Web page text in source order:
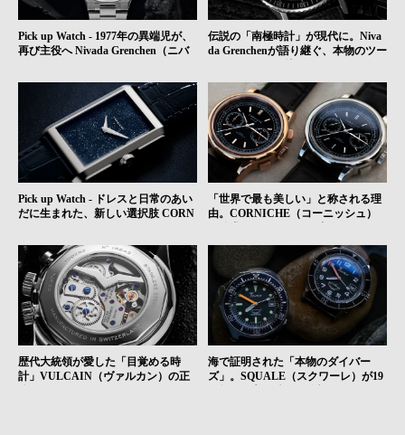
Pick up Watch - 1977年の異端児が、
再び主役へ Nivada Grenchen（ニバ
レーテッドスポーツウォッチという
伝説の「南極時計」が現代に。Niva
da Grenchenが語り継ぐ、本物のツー
s #01
Pick up Watch - ドレスと日常のあい
だに生まれた、新しい選択肢 CORN
「世界で最も美しい」と称される理
由。CORNICHE（コーニッシュ）
の真髄｜HMS Brand Picks #03
歴代大統領が愛した「目覚める時
計」VULCAIN（ヴァルカン）の正
海で証明された「本物のダイバー
ズ」。SQUALE（スクワーレ）が19